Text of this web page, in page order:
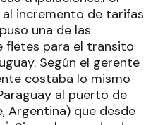
incremento de tarifas
una de las
fletes para el transito
Según el gerente
costaba lo mismo
al puerto de
Argentina) que desde